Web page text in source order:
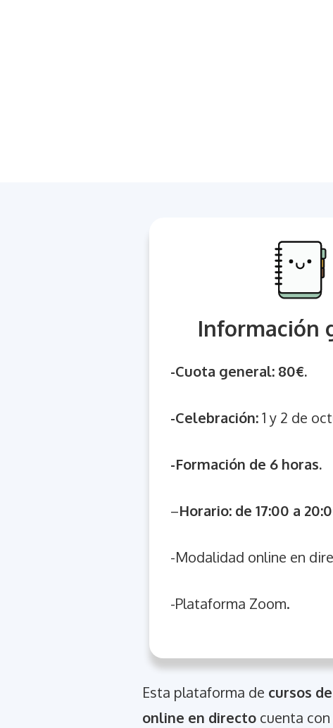
Información
-Cuota general: 80€.
-Celebración:1 y 2 de
-Formación de 6 horas.
–Horario: de 17:00 a
-Modalidad online en
-Plataforma Zoom.
Esta plataforma de cursos
online en directo cuenta